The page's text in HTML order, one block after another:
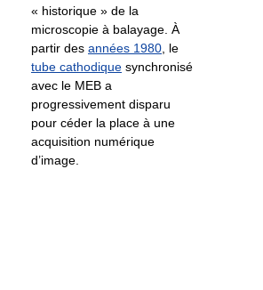
« historique » de la
microscopie à balayage. À
partir des années 1980 , le
tube cathodique synchronisé
avec le MEB a
progressivement disparu
pour céder la place à une
acquisition numérique
d’image.